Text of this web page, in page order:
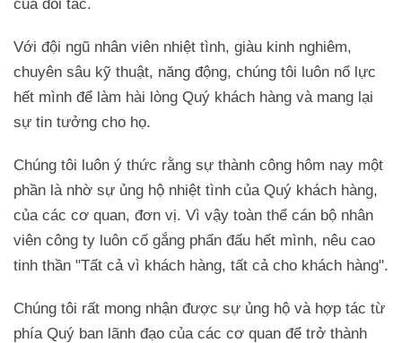
của đối tác.
Với đội ngũ nhân viên nhiệt tình, giàu kinh nghiêm,
chuyên sâu kỹ thuật, năng động, chúng tôi luôn nổ lực
hết mình để làm hài lòng Quý khách hàng và mang lại
sự tin tưởng cho họ.
Chúng tôi luôn ý thức rằng sự thành công hôm nay một
phần là nhờ sự ủng hộ nhiệt tình của Quý khách hàng,
của các cơ quan, đơn vị. Vì vậy toàn thể cán bộ nhân
viên công ty luôn cố gắng phấn đấu hết mình, nêu cao
tinh thần "Tất cả vì khách hàng, tất cả cho khách hàng".
Chúng tôi rất mong nhận được sự ủng hộ và hợp tác từ
phía Quý ban lãnh đạo của các cơ quan để trở thành